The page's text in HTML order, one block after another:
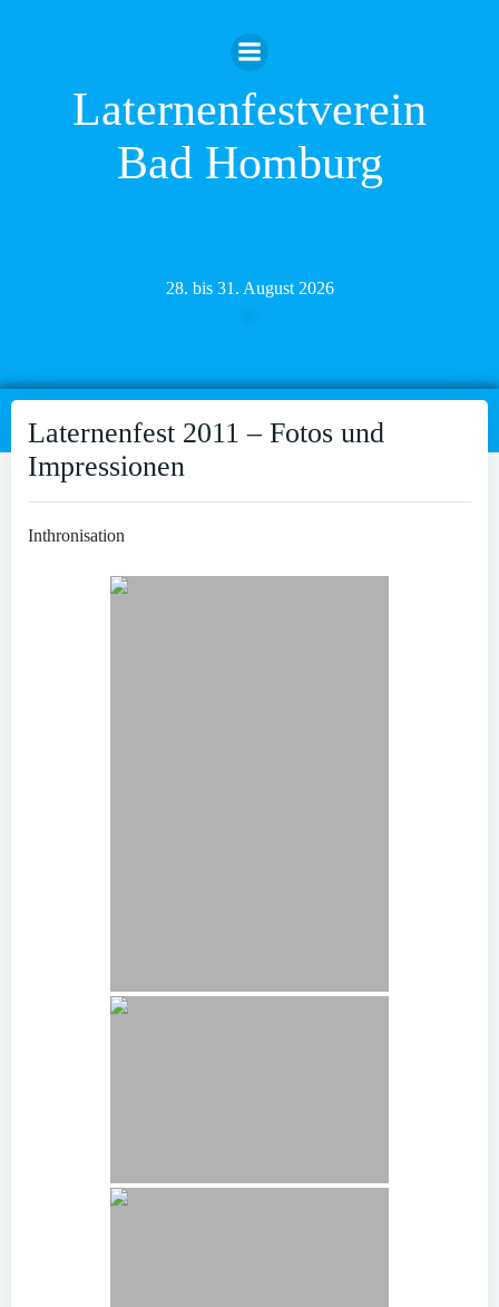
Inhalt
springen
Laternenfestverein
Bad Homburg
28. bis 31. August 2026
Laternenfest 2011 – Fotos und
Impressionen
Inthronisation